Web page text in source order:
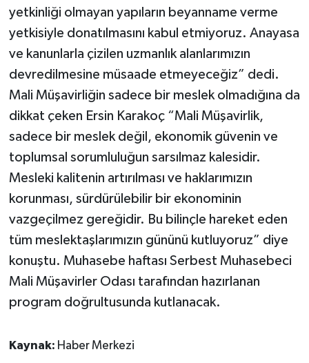
yetkinliği olmayan yapıların beyanname verme
yetkisiyle donatılmasını kabul etmiyoruz. Anayasa
ve kanunlarla çizilen uzmanlık alanlarımızın
devredilmesine müsaade etmeyeceğiz” dedi.
Mali Müşavirliğin sadece bir meslek olmadığına da
dikkat çeken Ersin Karakoç “Mali Müşavirlik,
sadece bir meslek değil, ekonomik güvenin ve
toplumsal sorumluluğun sarsılmaz kalesidir.
Mesleki kalitenin artırılması ve haklarımızın
korunması, sürdürülebilir bir ekonominin
vazgeçilmez gereğidir. Bu bilinçle hareket eden
tüm meslektaşlarımızın gününü kutluyoruz” diye
konuştu. Muhasebe haftası Serbest Muhasebeci
Mali Müşavirler Odası tarafından hazırlanan
program doğrultusunda kutlanacak.
Kaynak: Haber Merkezi